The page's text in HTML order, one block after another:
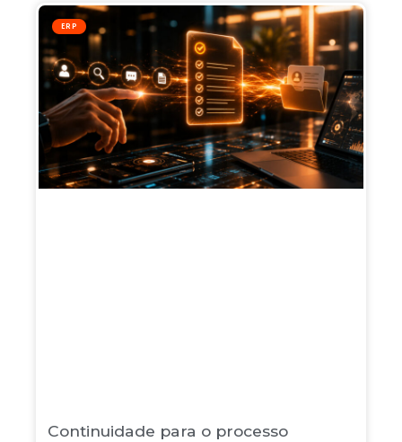
ERP
Continuidade para o processo